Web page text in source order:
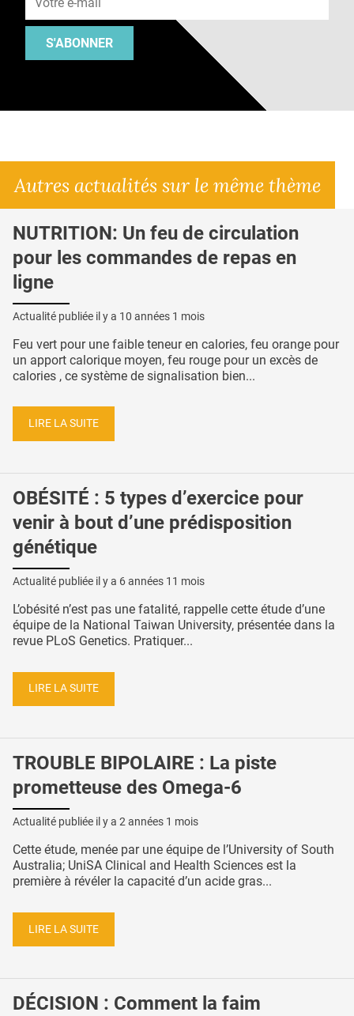
S'ABONNER
Autres actualités sur le même thème
NUTRITION: Un feu de circulation
pour les commandes de repas en
ligne
Actualité publiée il y a 10 années 1 mois
Feu vert pour une faible teneur en calories, feu orange pour
un apport calorique moyen, feu rouge pour un excès de
calories , ce système de signalisation bien...
LIRE LA SUITE
OBÉSITÉ : 5 types d’exercice pour
venir à bout d’une prédisposition
génétique
Actualité publiée il y a 6 années 11 mois
L’obésité n’est pas une fatalité, rappelle cette étude d’une
équipe de la National Taiwan University, présentée dans la
revue PLoS Genetics. Pratiquer...
LIRE LA SUITE
TROUBLE BIPOLAIRE : La piste
prometteuse des Omega-6
Actualité publiée il y a 2 années 1 mois
Cette étude, menée par une équipe de l’University of South
Australia; UniSA Clinical and Health Sciences est la
première à révéler la capacité d’un acide gras...
LIRE LA SUITE
DÉCISION : Comment la faim